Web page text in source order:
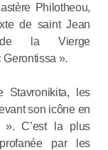
Philotheou,
de saint Jean
de la Vierge
».
Stavronikita, les
son icône en
». C’est la plus
par les